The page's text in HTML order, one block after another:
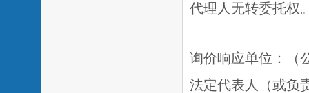
代理人无转委托权
询价响应单位：（
法定代表人（或负